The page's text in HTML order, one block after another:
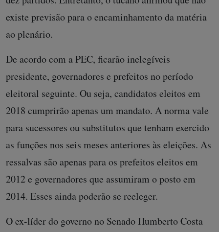
existe previsão para o encaminhamento da matéria
ao plenário.
De acordo com a PEC, ficarão inelegíveis
presidente, governadores e prefeitos no período
eleitoral seguinte. Ou seja, candidatos eleitos em
2018 cumprirão apenas um mandato. A norma vale
para sucessores ou substitutos que tenham exercido
as funções nos seis meses anteriores às eleições. As
ressalvas são apenas para os prefeitos eleitos em
2012 e governadores que assumiram o posto em
2014. Esses ainda poderão se reeleger.
O ex-líder do governo no Senado Humberto Costa